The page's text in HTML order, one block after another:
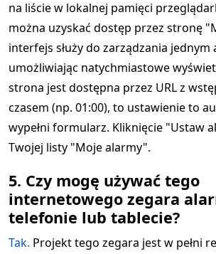
na liście w lokalnej pamięci
można uzyskać dostęp przez stronę
interfejs służy do zarządzania jednym
umożliwiając natychmiastowe
strona jest dostępna przez URL z
czasem (np. 01:00), to ustawienie to
wypełni formularz. Kliknięcie "Ustaw
Twojej listy "Moje alarmy".
5. Czy mogę używać tego
internetowego zegara
telefonie lub tablecie?
Tak. Projekt tego zegara jest w pełni